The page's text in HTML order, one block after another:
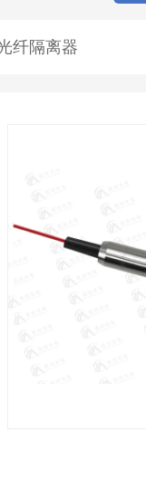
纤隔离器